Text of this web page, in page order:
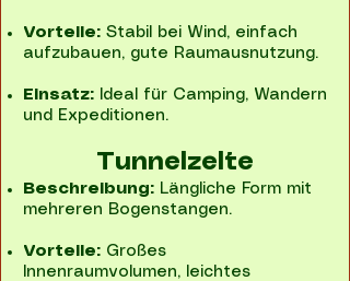
Vorteile: Stabil bei Wind, einfach
aufzubauen, gute Raumausnutzung.
Einsatz: Ideal für Camping, Wandern
und Expeditionen.
Tunnelzelte
Beschreibung: Längliche Form mit
mehreren Bogenstangen.
Vorteile: Großes
Innenraumvolumen, leichtes